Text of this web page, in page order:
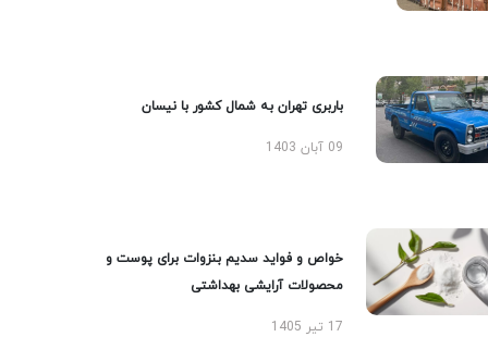
باربری تهران به شمال کشور با نیسان
09 آبان 1403
خواص و فواید سدیم بنزوات برای پوست و
محصولات آرایشی بهداشتی
17 تیر 1405